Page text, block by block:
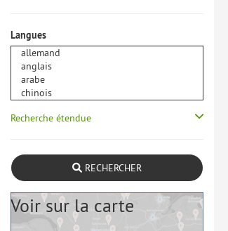
Langues
Recherche étendue
RECHERCHER
Voir sur la carte